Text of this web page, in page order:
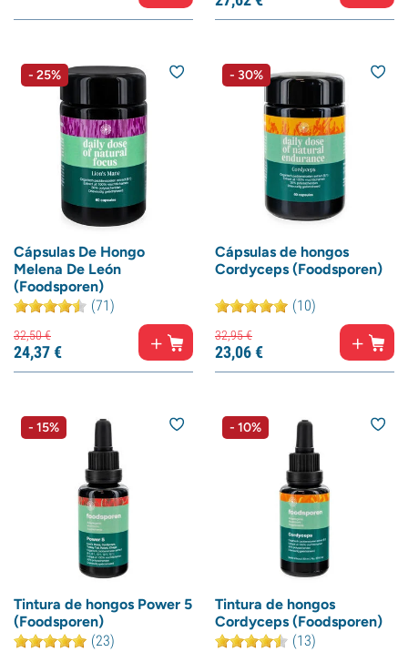
- 25%
Cápsulas De Hongo
Melena De León
(Foodsporen)
(71)
32,50€
24,37€
- 30%
Cápsulas de hongos
Cordyceps (Foodsporen)
(10)
32,95€
23,06€
- 15%
Tintura de hongos Power 5
(Foodsporen)
(23)
- 10%
Tintura de hongos
Cordyceps (Foodsporen)
(13)